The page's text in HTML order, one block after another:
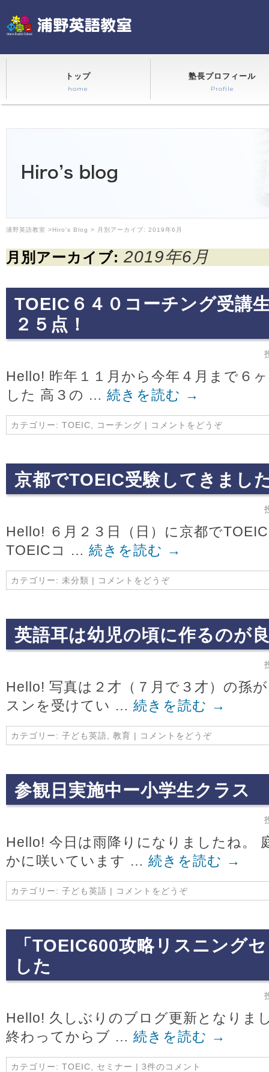
トップ
home
塾長プロフィール
Profile
浦野英語教室 >Hiro's Blog > 月別アーカイブ: 2019年6月
月別アーカイブ: 2019年6月
TOEIC６４０コーチング受講
２５点！
Hello! 昨年１１月から今年４月まで６
した 高３の … 続きを読む →
カテゴリー: TOEIC コーチング | コメントをどうぞ
京都でTOEIC受験してきまし
Hello! ６月２３日（日）に京都で
TOEICコ … 続きを読む →
カテゴリー: 未分類 | コメントをどうぞ
英語耳は幼児の頃に作るのが
Hello! 写真は２才（７月で３才）の孫
スンを受けてい … 続きを読む →
カテゴリー: 子ども英語 教育 | コメントをどうぞ
参観日実施中ー小学生クラス
Hello! 今日は雨降りになりましたね。
かに咲いています … 続きを読む →
カテゴリー: 子ども英語 | コメントをどうぞ
「TOEIC600攻略リスニング
した
Hello! 久しぶりのブログ更新となりま
終わってからブ … 続きを読む →
カテゴリー: TOEIC セミナー | 3件のコメント